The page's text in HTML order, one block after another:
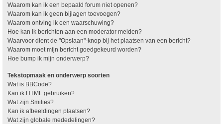
Waarom kan ik een bepaald forum niet openen?
Waarom kan ik geen bijlagen toevoegen?
Waarom ontving ik een waarschuwing?
Hoe kan ik berichten aan een moderator melden?
Waarvoor dient de "Opslaan"-knop bij het plaatsen van een bericht?
Waarom moet mijn bericht goedgekeurd worden?
Hoe bump ik mijn onderwerp?
Tekstopmaak en onderwerp soorten
Wat is BBCode?
Kan ik HTML gebruiken?
Wat zijn Smilies?
Kan ik afbeeldingen plaatsen?
Wat zijn globale mededelingen?